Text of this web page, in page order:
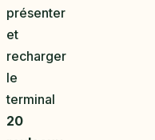
présenter
et
recharger
le
terminal
20